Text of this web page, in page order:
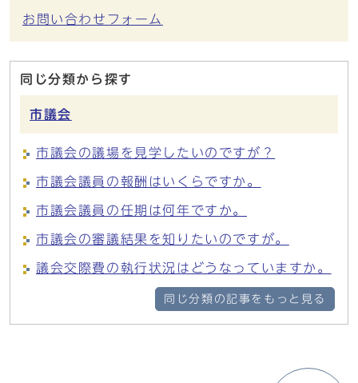
お問い合わせフォーム
同じ分類から探す
市議会
市議会の議場を見学したいのですが？
市議会議員の報酬はいくらですか。
市議会議員の任期は何年ですか。
市議会の審議結果を知りたいのですが。
議会交際費の執行状況はどうなっていますか。
同じ分類の記事をもっと見る